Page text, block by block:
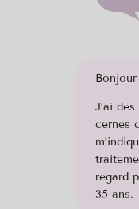
Bonjour
J’ai
cernes
regard
35 ans.